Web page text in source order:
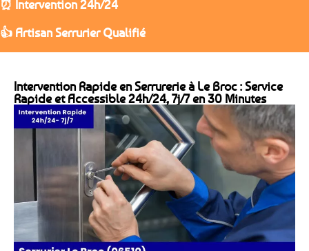
⏰ Intervention 24h/24
👍 Artisan Serrurier Qualifié
Intervention Rapide en Serrurerie à Le Broc : Service
Rapide et Accessible 24h/24, 7j/7 en 30 Minutes